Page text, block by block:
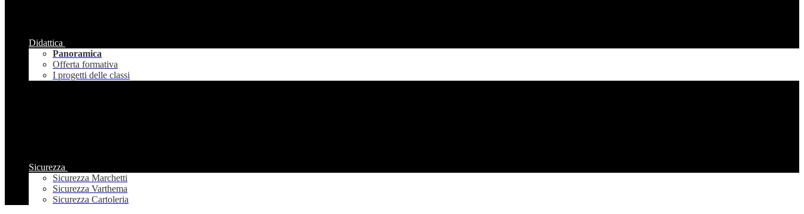
Didattica
Panoramica
Offerta formativa
I progetti delle classi
Sicurezza
Sicurezza Marchetti
Sicurezza Varthema
Sicurezza Cartoleria